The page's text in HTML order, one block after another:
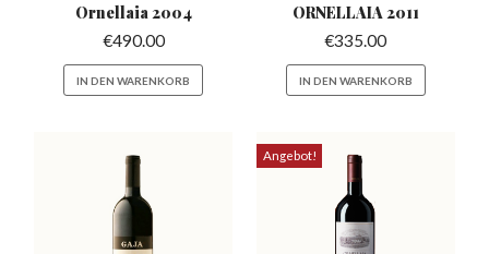
Ornellaia 2004
€490.00
IN DEN WARENKORB
ORNELLAIA 2011
€335.00
IN DEN WARENKORB
Angebot!